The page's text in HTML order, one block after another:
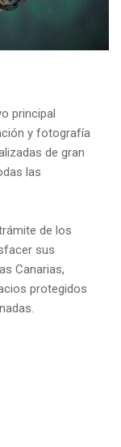
principal
y fotografía
de gran
las
de los
sus
Canarias,
protegidos